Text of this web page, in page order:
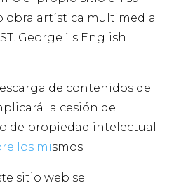
obra artística multimedia
George´ s English
de contenidos de
la cesión de
de propiedad intelectual
los mismos.
sitio web se